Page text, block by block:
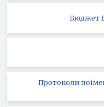
Бюджет
Протоколи